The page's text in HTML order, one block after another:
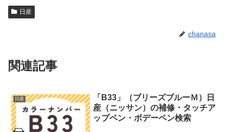
日産
chanasa
関連記事
日産
「B33」（ブリーズブルーＭ）日
産（ニッサン）の補修・タッチア
ップペン・ボデーペン検索